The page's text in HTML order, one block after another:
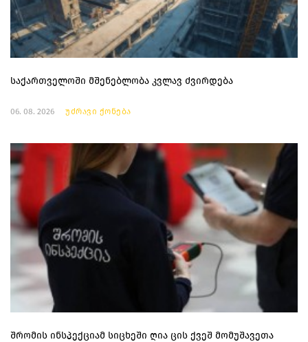
საქართველოში მშენებლობა კვლავ ძვირდება
06. 08. 2026 უძრავი ქონება
შრომის ინსპექციამ სიცხეში ღია ცის ქვეშ მომუშავეთა